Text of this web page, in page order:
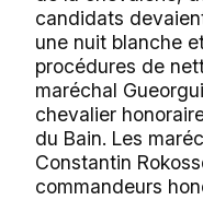
candidats
une nuit blanche
procédures de
maréchal
chevalier
du Bain. Les
Constantin
commandeurs